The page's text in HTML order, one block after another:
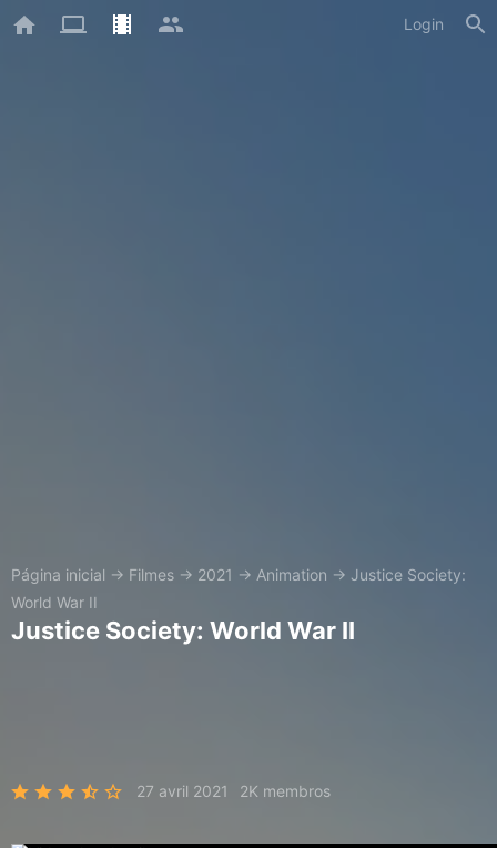
Login
Página inicial → Filmes → 2021 → Animation → Justice Society:
World War II
Justice Society: World War II
27 avril 2021 2K membros